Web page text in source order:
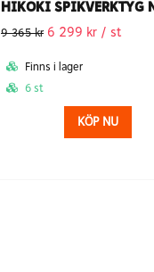
9 365 kr 6 299 kr / st
Finns i lager
6 st
KÖP NU